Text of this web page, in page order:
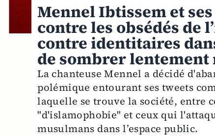
Mennel Ibtissem et
contre les obsédés de
contre identitaires
de sombrer lentement
La chanteuse Mennel a décidé
polémique entourant ses tweets
laquelle se trouve la société, entre
"d'islamophobie" et ceux qui
musulmans dans l’espace public.